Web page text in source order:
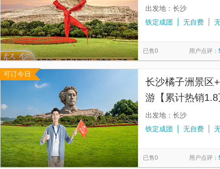
天2晚】
出发地：长沙
铁定成团
无自费
已售0 用户点评：
可订今日
长沙橘子洲景区
游【累计热销
人精致小团】
出发地：长沙
铁定成团
无自费
已售0 用户点评：